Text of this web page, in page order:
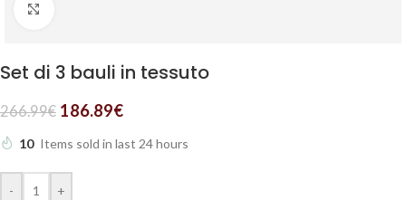
Set di 3 bauli in tessuto
266.99€ 186.89€
10 Items sold in last 24 hours
- +